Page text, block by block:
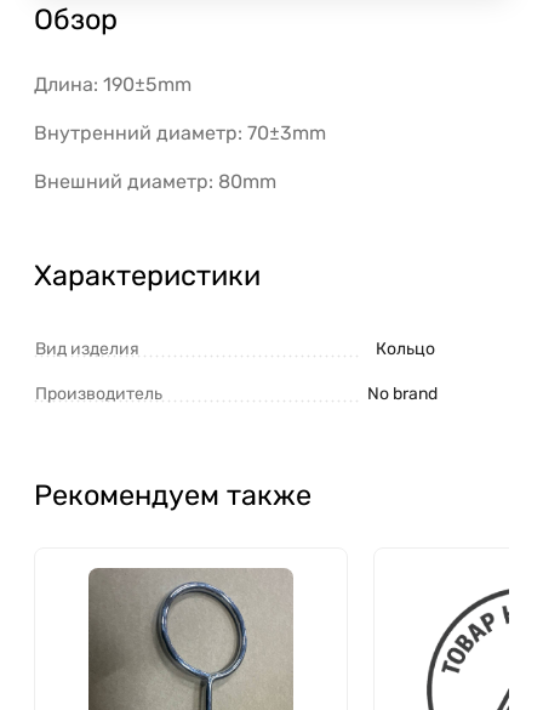
Обзор
Длина: 190±5mm
Внутренний диаметр: 70±3mm
Внешний диаметр: 80mm
Характеристики
Вид изделия Кольцо
Производитель No brand
Рекомендуем также